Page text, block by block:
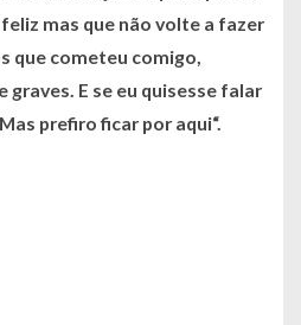
mas que não volte a fazer
que cometeu comigo,
E se eu quisesse falar
prefiro ficar por aqui“.